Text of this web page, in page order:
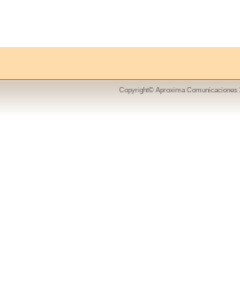
Copyright© Aproxima Comunicaciones